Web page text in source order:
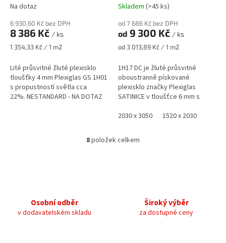
Na dotaz
6 930,60 Kč bez DPH
8 386 Kč / ks
Měrná
1 354,33 Kč / 1 m2
Lité průsvitné žluté plexisklo
tloušťky 4 mm Plexiglas GS 1H01
s propustností světla cca
22%. NESTANDARD - NA DOTAZ
Skladem (>45 ks)
od 7 686 Kč bez DPH
od 9 300 Kč / ks
Měrná
od 3 013,89 Kč / 1 m2
1H17 DC je žluté průsvitné
oboustranně pískované
plexisklo značky Plexiglas
SATINICE v tloušťce 6 mm s
2030 x 3050
1520 x 2030
O
8položek celkem
Osobní odběr
v dodavatelském skladu
Široký výběr
za dostupné ceny